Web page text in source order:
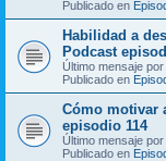
Publicado en
Habilidad a
Podcast
Último mensaje por
Publicado en
Cómo motivar
episodio 114
Último mensaje por
Publicado en